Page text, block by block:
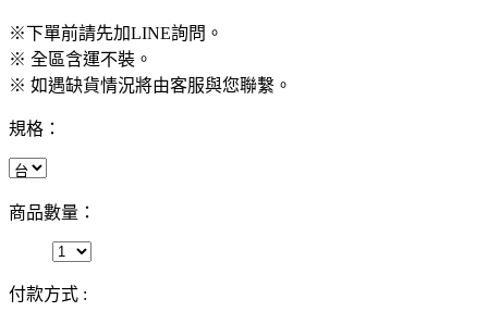
※下單前請先加LINE詢問。
※ 全區含運不裝。
※ 如遇缺貨情況將由客服與您聯繫。
規格：
商品數量：
付款方式 :